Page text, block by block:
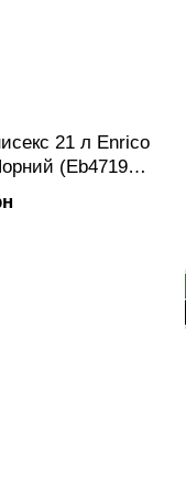
21 л Enrico
(Eb47198